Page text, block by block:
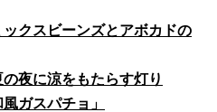
クスビーンズとアボカドの
夜に涼をもたらす灯り
ガスパチョ」